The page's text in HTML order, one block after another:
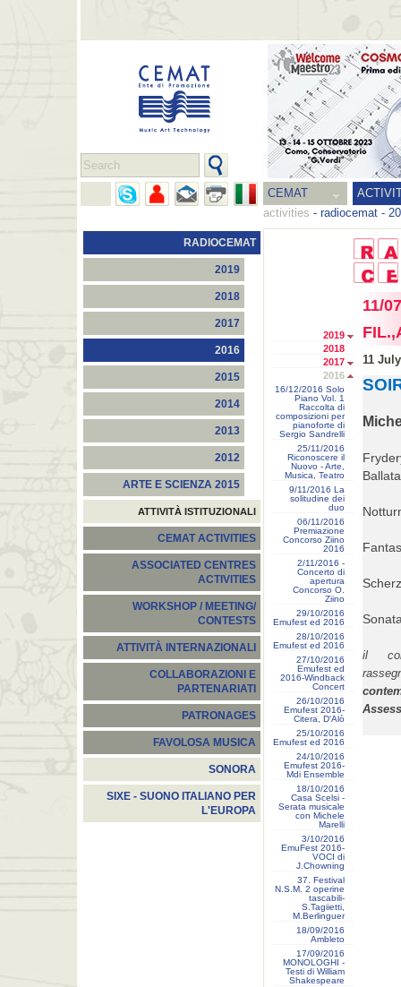
CEMAT
activities - radiocemat -
RADIOCEMAT
2019
2018
2017
2016
2015
2014
2013
2012
ARTE E SCIENZA 2015
ATTIVITÀ ISTITUZIONALI
CEMAT ACTIVITIES
ASSOCIATED CENTRES
ACTIVITIES
WORKSHOP / MEETING/
CONTESTS
ATTIVITÀ INTERNAZIONALI
COLLABORAZIONI E
PARTENARIATI
PATRONAGES
FAVOLOSA MUSICA
SONORA
SIXE - SUONO ITALIANO PER
L'EUROPA
2019
2018
2017
2016
16/12/2016 Solo
Piano Vol. 1
Raccolta di
composizioni per
pianoforte di
Sergio Sandrelli
25/11/2016
Riconoscere il
Nuovo - Arte,
Musica, Teatro
9/11/2016 La
solitudine dei
duo
06/11/2016
Premiazione
Concorso Ziino
2016
2/11/2016 -
Concerto di
apertura
Concorso O.
Ziino
29/10/2016
Emufest ed 2016
28/10/2016
Emufest ed 2016
27/10/2016
Emufest ed
2016-Windback
Concert
26/10/2016
Emufest 2016-
Citera, D'Alò
25/10/2016
Emufest ed 2016
24/10/2016
Emufest 2016-
Mdi Ensemble
18/10/2016
Casa Scelsi -
Serata musicale
con Michele
Marelli
3/10/2016
EmuFest 2016-
VOCI di
J.Chowning
37. Festival
N.S.M. 2 operine
tascabili-
S.Tagiietti,
M.Berlinguer
18/09/2016
Ambleto
17/09/2016
MONOLOGHI -
Testi di William
Shakespeare
11/
11
il